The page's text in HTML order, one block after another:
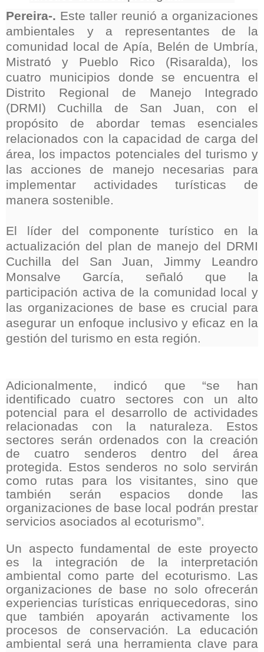
Pereira-. Este taller reunió a organizaciones
ambientales y a representantes de la
comunidad local de Apía, Belén de Umbría,
Mistrató y Pueblo Rico (Risaralda), los
cuatro municipios donde se encuentra el
Distrito Regional de Manejo Integrado
(DRMI) Cuchilla de San Juan, con el
propósito de abordar temas esenciales
relacionados con la capacidad de carga del
área, los impactos potenciales del turismo y
las acciones de manejo necesarias para
implementar actividades turísticas de
manera sostenible.
El líder del componente turístico en la
actualización del plan de manejo del DRMI
Cuchilla del San Juan, Jimmy Leandro
Monsalve García, señaló que la
participación activa de la comunidad local y
las organizaciones de base es crucial para
asegurar un enfoque inclusivo y eficaz en la
gestión del turismo en esta región.
Adicionalmente, indicó que “se han
identificado cuatro sectores con un alto
potencial para el desarrollo de actividades
relacionadas con la naturaleza. Estos
sectores serán ordenados con la creación
de cuatro senderos dentro del área
protegida. Estos senderos no solo servirán
como rutas para los visitantes, sino que
también serán espacios donde las
organizaciones de base local podrán prestar
servicios asociados al ecoturismo”.
Un aspecto fundamental de este proyecto
es la integración de la interpretación
ambiental como parte del ecoturismo. Las
organizaciones de base no solo ofrecerán
experiencias turísticas enriquecedoras, sino
que también apoyarán activamente los
procesos de conservación. La educación
ambiental será una herramienta clave para